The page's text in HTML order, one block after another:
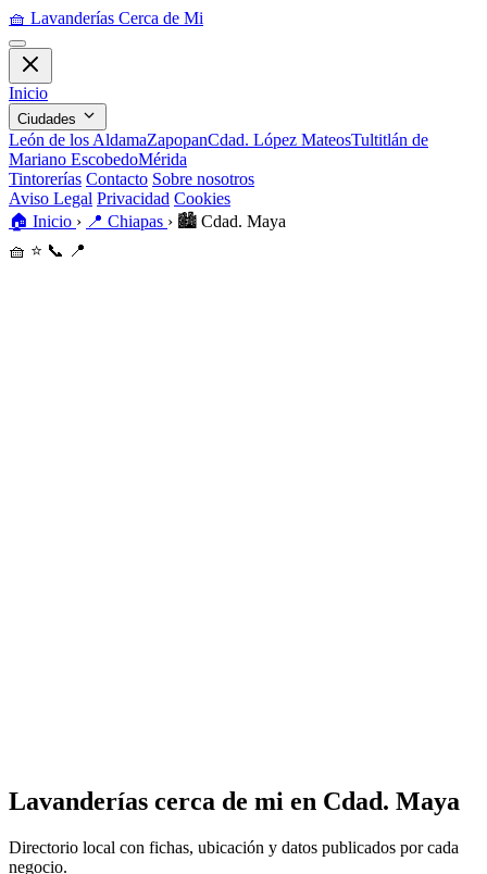
🧺 Lavanderías Cerca de Mi
Inicio
Ciudades
León de los AldamaZapopanCdad. López MateosTultitlán de
Mariano EscobedoMérida
Tintorerías Contacto Sobre nosotros
Aviso Legal Privacidad Cookies
🏠 Inicio › 📍 Chiapas › 🏙️ Cdad. Maya
🧺 ⭐ 📞 📍
Lavanderías cerca de mi en Cdad. Maya
Directorio local con fichas, ubicación y datos publicados por cada
negocio.